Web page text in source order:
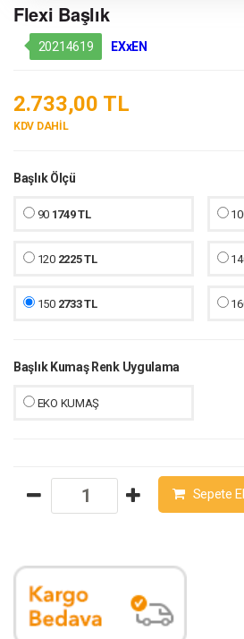
Flexi Başlık
20214619 EXxEN
2.733,00 TL
KDV DAHİL
Başlık Ölçü
90 1749 TL
120 2225 TL
150 2733 TL
Başlık Kumaş Renk Uygulama
EKO KUMAŞ
Sepete